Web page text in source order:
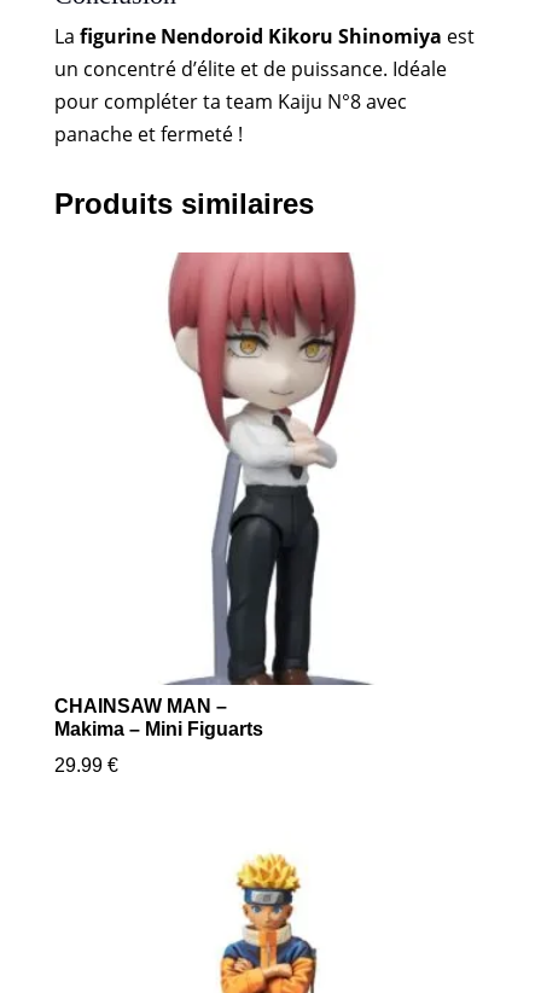
La figurine Nendoroid Kikoru Shinomiya est
un concentré d’élite et de puissance. Idéale
pour compléter ta team Kaiju N°8 avec
panache et fermeté !
Produits similaires
CHAINSAW MAN –
Makima – Mini Figuarts
29.99 €